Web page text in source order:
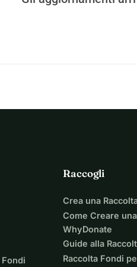
Raccogli
Crea una
Come Creare
WhyDonate
Guide alla
Raccolta Fondi